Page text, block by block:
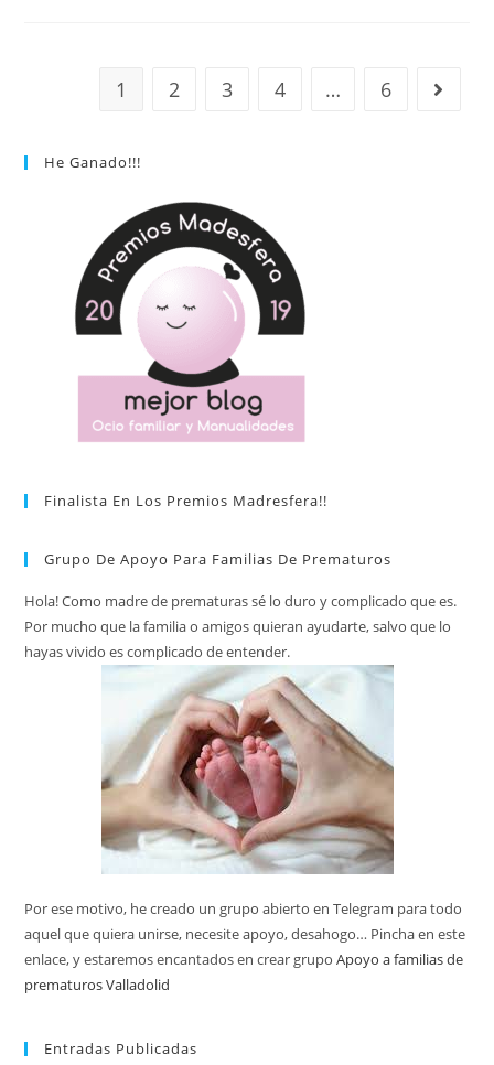
1 2 3 4 … 6
He Ganado!!!
Finalista En Los Premios Madresfera!!
Grupo De Apoyo Para Familias De Prematuros
Hola! Como madre de prematuras sé lo duro y complicado que es.
Por mucho que la familia o amigos quieran ayudarte, salvo que lo
hayas vivido es complicado de entender.
Por ese motivo, he creado un grupo abierto en Telegram para todo
aquel que quiera unirse, necesite apoyo, desahogo… Pincha en este
enlace, y estaremos encantados en crear grupoApoyo a familias de
prematuros Valladolid
Entradas Publicadas